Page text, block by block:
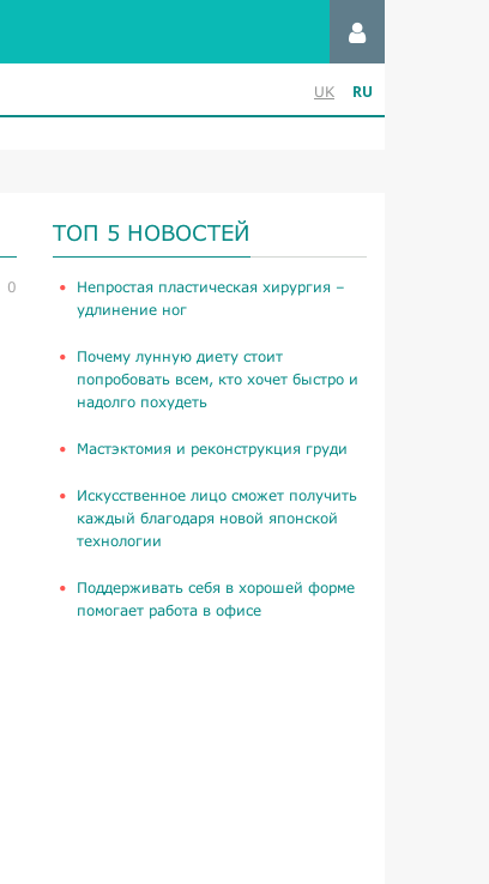
UK RU
0
ТОП 5 НОВОСТЕЙ
​Непростая пластическая хирургия –
удлинение ног
Почему лунную диету стоит
попробовать всем, кто хочет быстро и
надолго похудеть
Мастэктомия и реконструкция груди
Искусственное лицо сможет получить
каждый благодаря новой японской
технологии
Поддерживать себя в хорошей форме
помогает работа в офисе